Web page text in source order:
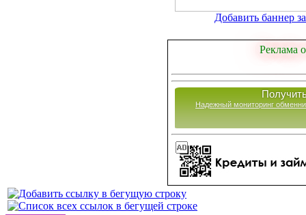
Добавить баннер
Реклама
Надежный мониторинг